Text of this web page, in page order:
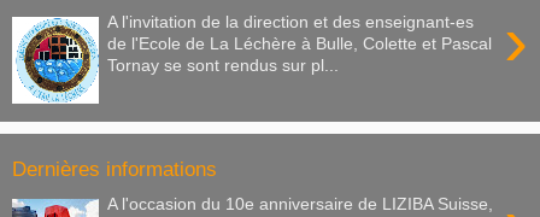
›
A l'invitation de la direction et des enseignant-es
de l'Ecole de La Léchère à Bulle, Colette et Pascal
Tornay se sont rendus sur pl...
Dernières informations
A l'occasion du 10e anniversaire de LIZIBA Suisse,